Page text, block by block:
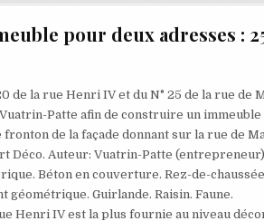
pour deux adresses :
de la rue Henri IV et du N° 25 de la rue
Patte afin de construire un immeuble
de la façade donnant sur la rue de
Déco. Auteur: Vuatrin-Patte
Béton en couverture. Rez-de-
géométrique. Guirlande. Raisin. Faune.
Henri IV est la plus fournie au niveau